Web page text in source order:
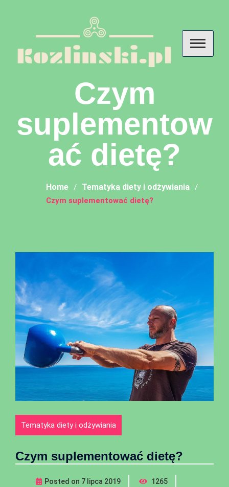
Kozlinski – przemyślenia o
diecie, odżywianiu i
suplementach
Czym
suplementow
ać dietę?
Home Tematyka diety i odżywiania
Czym suplementować dietę?
Tematyka diety i odżywiania
Czym suplementować dietę?
Posted on 7 lipca 2019
1265